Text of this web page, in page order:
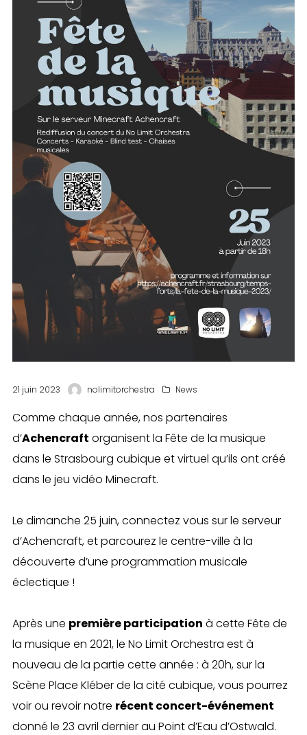
21 juin 2023 nolimitorchestra News
Comme chaque année, nos partenaires
d’Achencraft organisent la Fête de la musique
dans le Strasbourg cubique et virtuel qu’ils ont créé
dans le jeu vidéo Minecraft.
Le dimanche 25 juin, connectez vous sur le serveur
d’Achencraft, et parcourez le centre-ville à la
découverte d’une programmation musicale
éclectique !
Après une première participation à cette Fête de
la musique en 2021, le No Limit Orchestra est à
nouveau de la partie cette année : à 20h, sur la
Scène Place Kléber de la cité cubique, vous pourrez
voir ou revoir notre récent concert-événement
donné le 23 avril dernier au Point d’Eau d’Ostwald.